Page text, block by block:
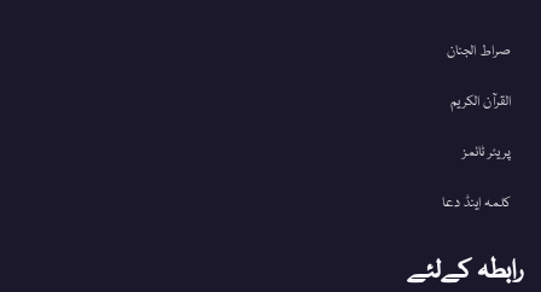
صراط الجنان
القرآن الکریم
پریئر ٹائمز
کلمہ اینڈ دعا
رابطہ کےلئے